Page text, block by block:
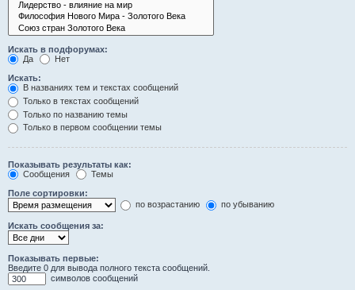
Искать в подфорумах:
Да
Нет
Искать:
В названиях тем и текстах сообщений
Только в текстах сообщений
Только по названию темы
Только в первом сообщении темы
Показывать результаты как:
Сообщения
Темы
Поле сортировки:
по возрастанию
по убыванию
Искать сообщения за:
Показывать первые:
Введите 0 для вывода полного текста сообщений.
символов сообщений